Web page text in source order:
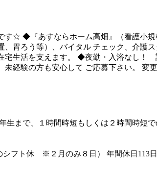
☆ ◆『あすならホーム高畑』（看護小
、胃ろう等）、バイタル チェック、介
宅生活を支えます。 ◆夜勤・入浴なし
未経験の方も安心して ご応募下さい。 変
生まで、１時間時短もしくは２時間時
シフト休 ※２月のみ８日） 年間休日113日